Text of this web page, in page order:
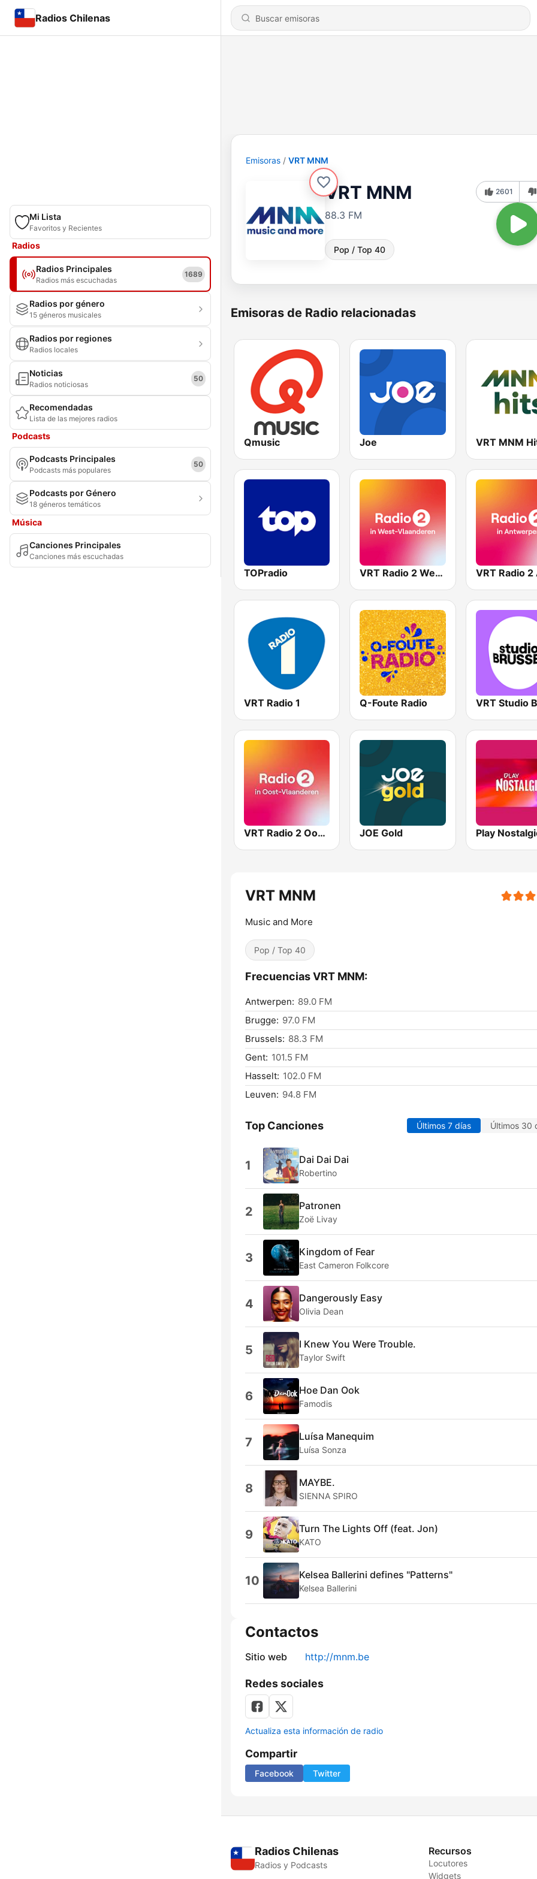
Radios Chilenas
Mi Lista
Favoritos y Recientes
Radios
Radios Principales
Radios más escuchadas
1689
Radios por género
15 géneros musicales
Radios por regiones
Radios locales
Noticias
Radios noticiosas
50
Recomendadas
Lista de las mejores radios
Podcasts
Podcasts Principales
Podcasts más populares
50
Podcasts por Género
18 géneros temáticos
Música
Canciones Principales
Canciones más escuchadas
Emisoras VRT MNM
VRT MNM
88.3 FM
Pop / Top 40
2601
Emisoras de Radio relacionadas
Qmusic Joe VRT MNM
TOPradio VRT Radio 2 West-Vlaanderen
VRT Radio 1 Q-Foute Radio
VRT Radio 2 Oost-Vlaanderen JOE Gold
VRT MNM
Music and More
Pop / Top 40
Frecuencias VRT MNM:
Antwerpen: 89.0 FM
Brugge: 97.0 FM
Brussels: 88.3 FM
Gent: 101.5 FM
Hasselt: 102.0 FM
Leuven: 94.8 FM
Top Canciones Últimos 7 días Últimos 30
1 Dai Dai Dai
Robertino
2 Patronen
Zoë Livay
3 Kingdom of Fear
East Cameron Folkcore
4 Dangerously Easy
Olivia Dean
5 I Knew You Were Trouble.
Taylor Swift
6 Hoe Dan Ook
Famodis
7 Luísa Manequim
Luísa Sonza
8 MAYBE.
SIENNA SPIRO
9 Turn The Lights Off (feat. Jon)
KATO
10 Kelsea Ballerini defines "Patterns"
Kelsea Ballerini
Contactos
Sitio web http://mnm.be
Redes sociales
Actualiza esta información de radio
Compartir
Facebook Twitter
Radios Chilenas
Radios y Podcasts
Recursos
Locutores
Widgets